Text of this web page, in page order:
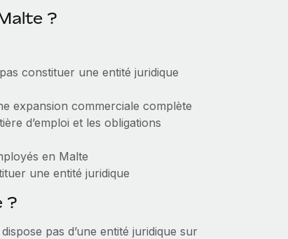
?
constituer une entité juridique
expansion commerciale complète
d’emploi et les obligations
en Malte
une entité juridique
?
pas d’une entité juridique sur